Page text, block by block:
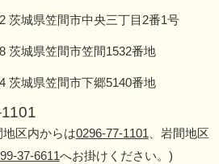
茨城県笠間市中央三丁目2番1号
茨城県笠間市笠間1532番地
茨城県笠間市下郷5140番地
区内からは0296-77-1101 、岩間地区
37-6611へお掛けください。)